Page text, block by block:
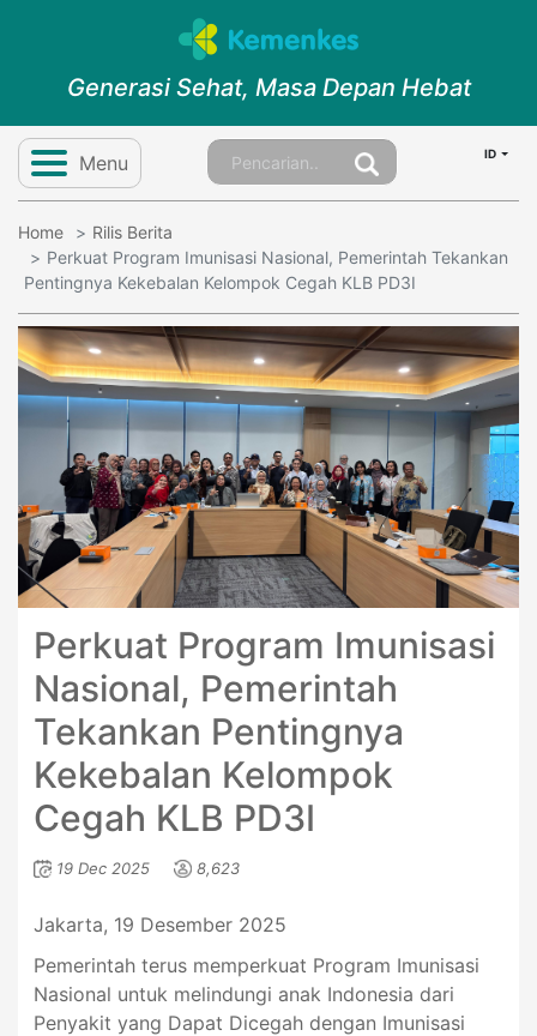
Generasi Sehat, Masa Depan Hebat
Menu ID
Home
Rilis Berita
Perkuat Program Imunisasi Nasional, Pemerintah Tekankan
Pentingnya Kekebalan Kelompok Cegah KLB PD3I
Perkuat Program Imunisasi
Nasional, Pemerintah
Tekankan Pentingnya
Kekebalan Kelompok
Cegah KLB PD3I
19 Dec 2025 8,623
Jakarta, 19 Desember 2025
Pemerintah terus memperkuat Program Imunisasi
Nasional untuk melindungi anak Indonesia dari
Penyakit yang Dapat Dicegah dengan Imunisasi